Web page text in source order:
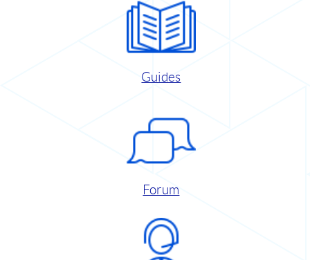
Guides
Forum